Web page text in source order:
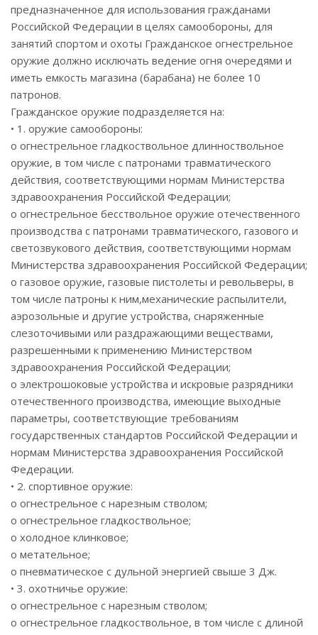
предназначенное для использования гражданами
Российской Федерации в целях самообороны, для
занятий спортом и охоты Гражданское огнестрельное
оружие должно исключать ведение огня очередями и
иметь емкость магазина (барабана) не более 10
патронов.
Гражданское оружие подразделяется на:
• 1. оружие самообороны:
o огнестрельное гладкоствольное длинноствольное
оружие, в том числе с патронами травматического
действия, соответствующими нормам Министерства
здравоохранения Российской Федерации;
o огнестрельное бесствольное оружие отечественного
производства с патронами травматического, газового и
светозвукового действия, соответствующими нормам
Министерства здравоохранения Российской Федерации;
o газовое оружие, газовые пистолеты и револьверы, в
том числе патроны к ним,механические распылители,
аэрозольные и другие устройства, снаряженные
слезоточивыми или раздражающими веществами,
разрешенными к применению Министерством
здравоохранения Российской Федерации;
o электрошоковые устройства и искровые разрядники
отечественного производства, имеющие выходные
параметры, соответствующие требованиям
государственных стандартов Российской Федерации и
нормам Министерства здравоохранения Российской
Федерации.
• 2. спортивное оружие:
o огнестрельное с нарезным стволом;
o огнестрельное гладкоствольное;
o холодное клинковое;
o метательное;
o пневматическое с дульной энергией свыше 3 Дж.
• 3. охотничье оружие:
o огнестрельное с нарезным стволом;
o огнестрельное гладкоствольное, в том числе с длиной